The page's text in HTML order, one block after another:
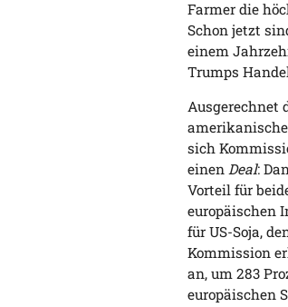
Farmer die
Schon jetzt
einem
Trumps
Ausgerechnet
sich
einen Deal:
Vorteil für
europäischen
für US-Soja,
Kommission
an, um 283
europäischen